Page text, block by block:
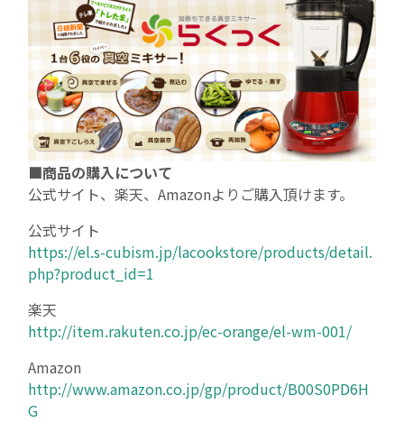
■商品の購入について
公式サイト、楽天、Amazonよりご購入頂けます。
公式サイト
https://el.s-cubism.jp/lacookstore/products/detail.
php?product_id=1
楽天
http://item.rakuten.co.jp/ec-orange/el-wm-001/
Amazon
http://www.amazon.co.jp/gp/product/B00S0PD6H
G
採用情報
お問い合わせ
個人情報保護方針
個人情報の取扱いについて